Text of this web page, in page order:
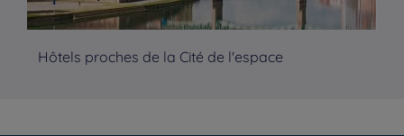
Hôtels proches de la Cité de l'espace
Hotels in Amsterdam